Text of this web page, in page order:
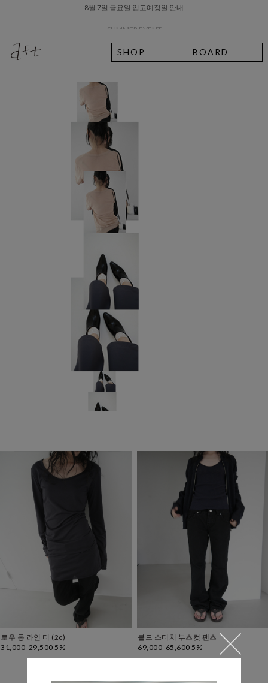
SUMMER EVENT
SHOP BOARD
로우 롱 라인 티 (2c)
31,000 29,500 5%
볼드 스티치 부츠컷 팬츠
69,000 65,600 5%